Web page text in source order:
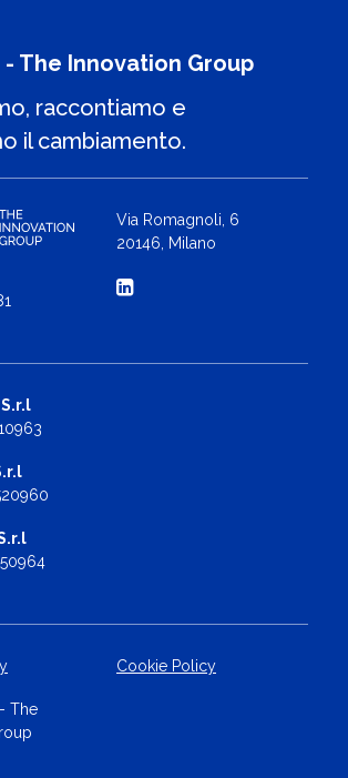
- The Innovation Group
raccontiamo e
il cambiamento.
Via Romagnoli, 6
20146, Milano
Cookie Policy
The